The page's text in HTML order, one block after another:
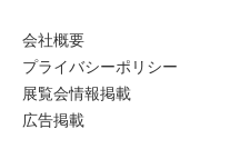
会社概要
プライバシーポリシー
展覧会情報掲載
広告掲載